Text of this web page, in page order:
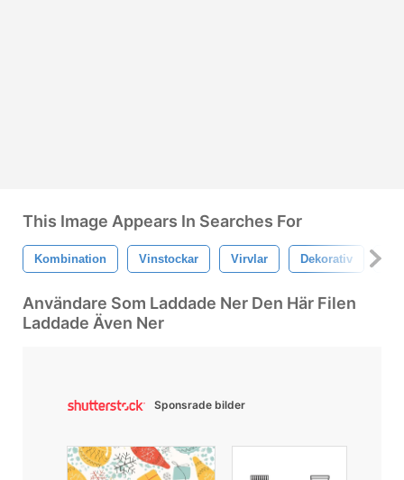
This Image Appears In Searches For
Kombination Vinstockar Virvlar Dekorativ
Användare Som Laddade Ner Den Här Filen
Laddade Även Ner
Sponsrade bilder